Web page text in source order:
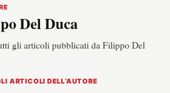
Del Duca
gli articoli pubblicati da Filippo Del
ARTICOLI DELL’AUTORE